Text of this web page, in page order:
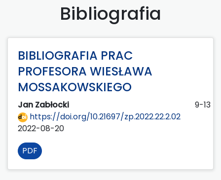
Bibliografia
BIBLIOGRAFIA PRAC
PROFESORA WIESŁAWA
MOSSAKOWSKIEGO
Jan Zabłocki
9-13
https://doi.org/10.21697/zp.2022.22.2.02
2022-08-20
PDF